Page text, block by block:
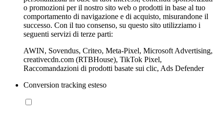
o promozioni per il nostro sito web o prodotti in base al tuo
comportamento di navigazione e di acquisto, misurandone il
successo. Con il tuo consenso, su questo sito utilizziamo i
seguenti servizi di terze parti:
AWIN, Sovendus, Criteo, Meta-Pixel, Microsoft Advertising,
creativecdn.com (RTBHouse), TikTok Pixel,
Raccomandazioni di prodotti basate sui clic, Ads Defender
Conversion tracking esteso